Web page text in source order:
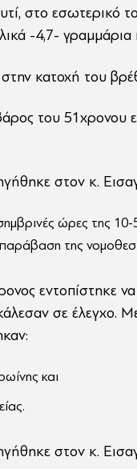
στο εσωτερικό
-4,7- γραμμάρια
κατοχή του
του 51χρονου
στον κ.
ώρες της
της
εντοπίστηκε
σε έλεγχο.
και
στον κ.